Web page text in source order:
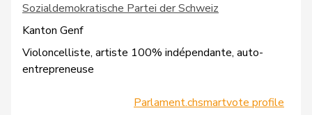
Sozialdemokratische Partei der Schweiz
Kanton Genf
Violoncelliste, artiste 100% indépendante, auto-
entrepreneuse
Parlament.chsmartvote profile